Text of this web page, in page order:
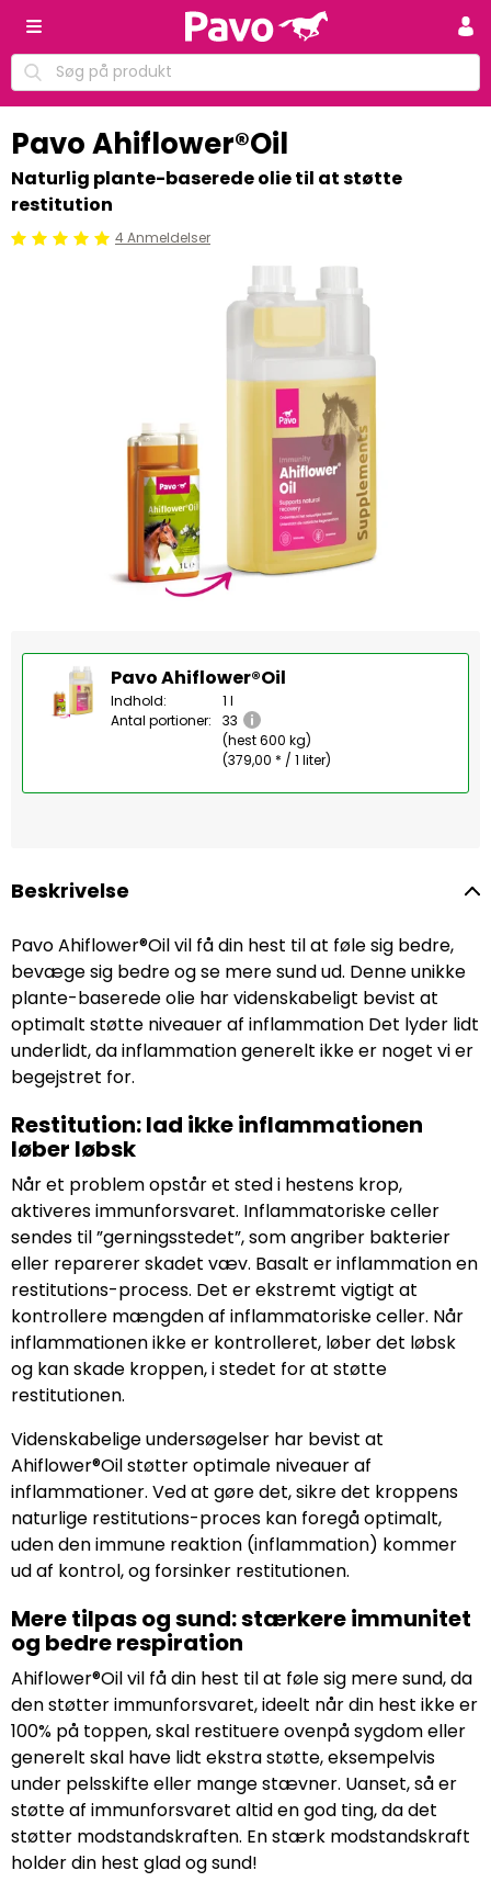
Pavo Ahiflower®Oil
Naturlig plante-baserede olie til at støtte
restitution
Beoordeling: 5/5 4 Anmeldelser
Pavo Ahiflower®Oil
Indhold:
1 l
Antal portioner:
33
(hest 600 kg)
(379,00 * / 1 liter)
Beskrivelse
Pavo Ahiflower®Oil vil få din hest til at føle sig bedre,
bevæge sig bedre og se mere sund ud. Denne unikke
plante-baserede olie har videnskabeligt bevist at
optimalt støtte niveauer af inflammation Det lyder lidt
underlidt, da inflammation generelt ikke er noget vi er
begejstret for.
Restitution: lad ikke inflammationen
løber løbsk
Når et problem opstår et sted i hestens krop,
aktiveres immunforsvaret. Inflammatoriske celler
sendes til ”gerningsstedet”, som angriber bakterier
eller reparerer skadet væv. Basalt er inflammation en
restitutions-process. Det er ekstremt vigtigt at
kontrollere mængden af inflammatoriske celler. Når
inflammationen ikke er kontrolleret, løber det løbsk
og kan skade kroppen, i stedet for at støtte
restitutionen.
Videnskabelige undersøgelser har bevist at
Ahiflower®Oil støtter optimale niveauer af
inflammationer. Ved at gøre det, sikre det kroppens
naturlige restitutions-proces kan foregå optimalt,
uden den immune reaktion (inflammation) kommer
ud af kontrol, og forsinker restitutionen.
Mere tilpas og sund: stærkere immunitet
og bedre respiration
Ahiflower®Oil vil få din hest til at føle sig mere sund, da
den støtter immunforsvaret, ideelt når din hest ikke er
100% på toppen, skal restituere ovenpå sygdom eller
generelt skal have lidt ekstra støtte, eksempelvis
under pelsskifte eller mange stævner. Uanset, så er
støtte af immunforsvaret altid en god ting, da det
støtter modstandskraften. En stærk modstandskraft
holder din hest glad og sund!